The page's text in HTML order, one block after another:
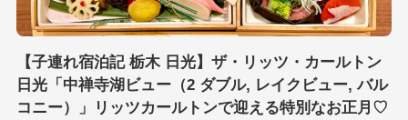
【子連れ宿泊記 栃木 日光】ザ・リッツ・カールトン
日光「中禅寺湖ビュー（2 ダブル, レイクビュー, バル
コニー）」リッツカールトンで迎える特別なお正月♡